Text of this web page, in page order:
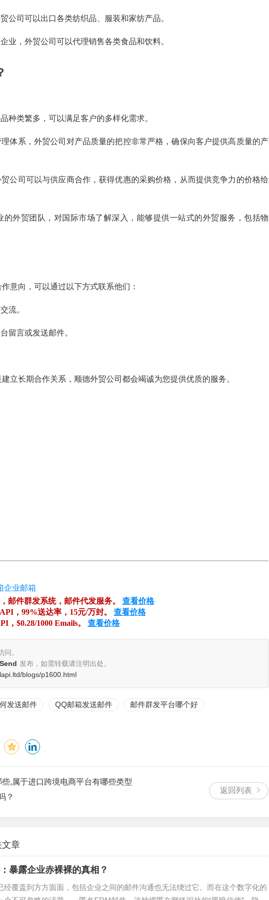
公司可以出口各类纺织品、服装和家纺产品。
业，外贸公司可以代理销售各类食品和饮料。
种类繁多，可以满足客户的多样化需求。
体系，外贸公司对产品质量的把控非常严格，确保向客户提供高质量的产
公司可以与供应商合作，获得优惠的采购价格，从而提供竞争力的价格给
外贸团队，对国际市场了解深入，能够提供一站式的外贸服务，包括物
意向，可以通过以下方式联系他们：
流。
留言或发送邮件。
立长期合作关系，顺德外贸公司都会竭诚为您提供优质的服务。
邮件群发系统，邮件代发服务。 查看价格
，99%送达率，15元/万封。 查看价格
，$0.28/1000 Emails。 查看价格
。
发布，如需转载请注明出处。
blogs/p1600.html
发送邮件 QQ邮箱发送邮件 邮件群发平台哪个好
返回列表
,属于进口跨境电商平台有哪些类型
？
文章
暴露企业赤裸裸的真相？
经覆盖到方方面面，包括企业之间的邮件沟通也无法绕过它。而在这个数字化的